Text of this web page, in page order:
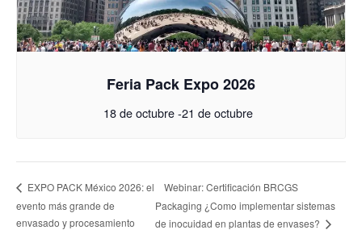
Feria Pack Expo 2026
18 de octubre -21 de octubre
EXPO PACK México 2026: el
evento más grande de
envasado y procesamiento
Webinar: Certificación BRCGS
Packaging ¿Como implementar sistemas
de inocuidad en plantas de envases?